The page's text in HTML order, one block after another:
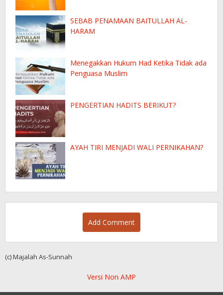
SEBAB PENAMAAN BAITULLAH AL-
HARAM
Menegakkan Hukum Had Ketika Tidak ada
Penguasa Muslim
PENGERTIAN HADITS BERIKUT?
AYAH TIRI MENJADI WALI PERNIKAHAN?
Add Comment
(c) Majalah As-Sunnah
Versi Non AMP